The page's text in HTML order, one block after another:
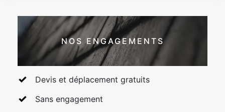
NOS ENGAGEMENTS
Devis et déplacement gratuits
Sans engagement